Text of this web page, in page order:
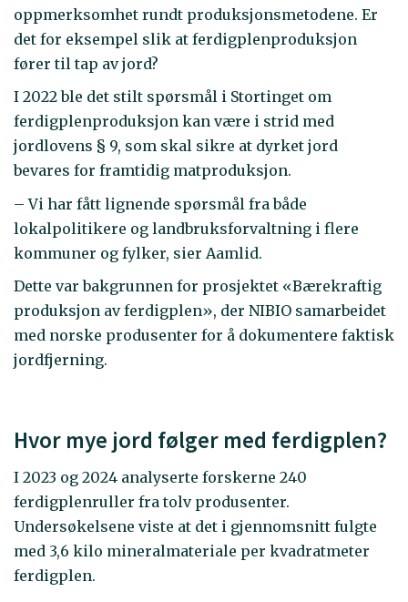
oppmerksomhet rundt produksjonsmetodene. Er
det for eksempel slik at ferdigplenproduksjon
fører til tap av jord?
I 2022 ble det stilt spørsmål i Stortinget om
ferdigplenproduksjon kan være i strid med
jordlovens § 9, som skal sikre at dyrket jord
bevares for framtidig matproduksjon.
– Vi har fått lignende spørsmål fra både
lokalpolitikere og landbruksforvaltning i flere
kommuner og fylker, sier Aamlid.
Dette var bakgrunnen for prosjektet «Bærekraftig
produksjon av ferdigplen», der NIBIO samarbeidet
med norske produsenter for å dokumentere faktisk
jordfjerning.
Hvor mye jord følger med ferdigplen?
I 2023 og 2024 analyserte forskerne 240
ferdigplenruller fra tolv produsenter.
Undersøkelsene viste at det i gjennomsnitt fulgte
med 3,6 kilo mineralmateriale per kvadratmeter
ferdigplen.